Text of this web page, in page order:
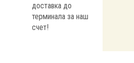
доставка до
терминала за наш
счет!